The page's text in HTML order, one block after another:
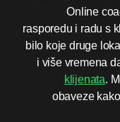
Online
rasporedu i radu s
bilo koje druge
i više vremena
klijenata.
obaveze